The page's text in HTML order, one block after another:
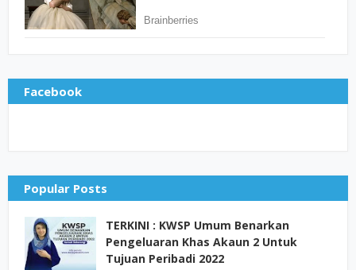
Facebook
Popular Posts
TERKINI : KWSP Umum Benarkan
Pengeluaran Khas Akaun 2 Untuk
Tujuan Peribadi 2022